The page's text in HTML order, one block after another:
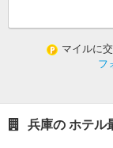
マイルに
フ
兵庫の ホテル